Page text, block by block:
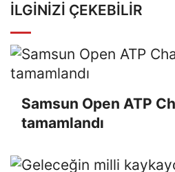
İLGINIZI ÇEKEBILIR
Samsun Open ATP
tamamlandı